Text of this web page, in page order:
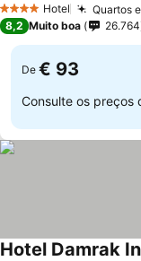
4 EstrelasHotel Quartos
8,2 Muito boa 26.764
De € 93
Consulte os preços
Hotel Damrak